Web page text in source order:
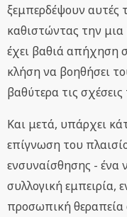
ξεμπερδέψουν αυτές
καθιστώντας την
έχει βαθιά απήχηση
κλήση να βοηθήσει
βαθύτερα τις σχέσεις
Και μετά, υπάρχει
επίγνωση του
ενσυναίσθησης - ένα
συλλογική εμπειρία,
προσωπική θεραπεία